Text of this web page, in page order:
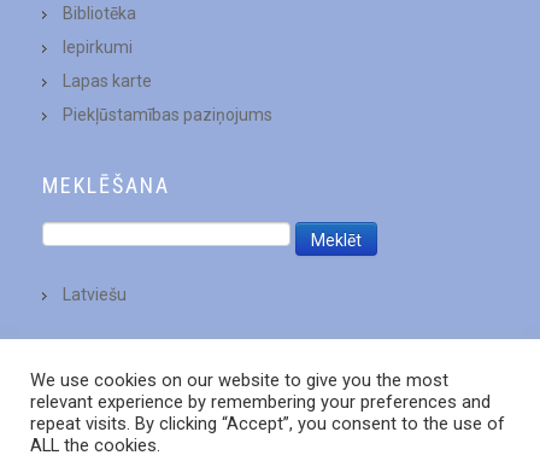
Bibliotēka
Iepirkumi
Lapas karte
Piekļūstamības paziņojums
MEKLĒŠANA
Latviešu
We use cookies on our website to give you the most
relevant experience by remembering your preferences and
repeat visits. By clicking “Accept”, you consent to the use of
ALL the cookies.